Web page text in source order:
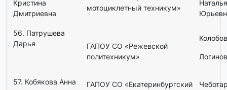
Кристина
Дмитриевна
мотоциклетный техникум»
Наталья
56. Патрушева
Дарья
ГАПОУ СО «Режевской
политехникум»
57. Кобякова Анна
ГАПОУ СО «Екатеринбургский